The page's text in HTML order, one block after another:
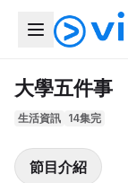
大學五件事
生活資訊 14集完
節目介紹